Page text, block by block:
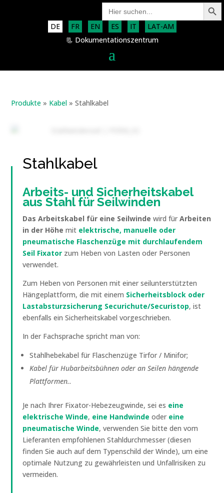
Search
for:
Search Button
DE FR EN ES IT
LAT-AM
📃 Dokumentationszentrum
Produkte » Kabel »Stahlkabel
Stahlkabel
Arbeits- und Sicherheitskabel
aus Stahl für Seilwinden
Das Arbeitskabel für eine Seilwinde wird fürArbeiten
in der Höhe mit elektrische, manuelle oder
pneumatische Flaschenzüge mit durchlaufendem
Seil Fixator zum Heben von Lasten oder Personen
verwendet.
Zum Heben von Personen mit einer seilunterstützten
Hängeplattform, die mit einem Sicherheitsblock oder
Lastabsturzsicherung Securichute/Securistop, ist
ebenfalls ein Sicherheitskabel vorgeschrieben.
In der Fachsprache spricht man von:
Stahlhebekabel für Flaschenzüge Tirfor / Minifor;
Kabel für Hubarbeitsbühnen oder an Seilen hängende
Plattformen..
Je nach Ihrer Fixator-Hebezeugwinde, sei es eine
elektrische Winde, eine Handwinde oder eine
pneumatische Winde, verwenden Sie bitte den vom
Lieferanten empfohlenen Stahldurchmesser (diesen
finden Sie auch auf dem Typenschild der Winde), um eine
optimale Nutzung zu gewährleisten und Unfallrisiken zu
vermeiden.